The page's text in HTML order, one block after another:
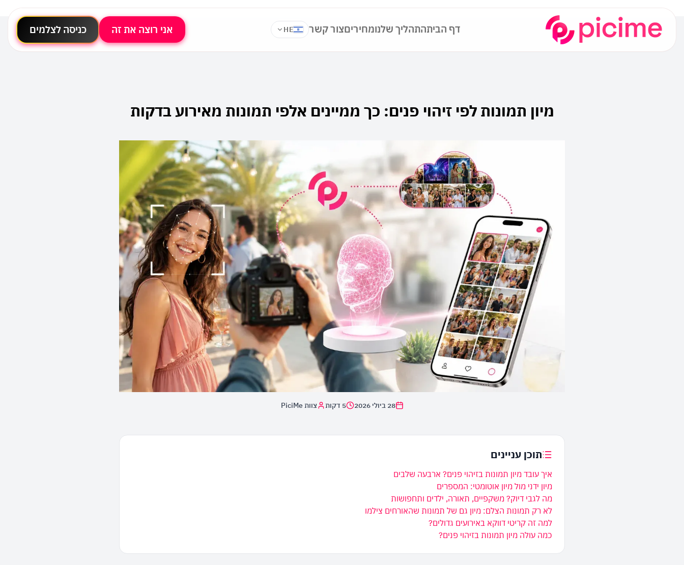
דף הביתהתהליך שלנומחיריםצור קשר HE אני רוצה את זה כניסה לצלמים
מיון תמונות לפי זיהוי פנים: כך ממיינים אלפי תמונות מאירוע בדקות
28 ביולי 2026 5 דקות צוות PiciMe
תוכן עניינים
איך עובד מיון תמונות בזיהוי פנים? ארבעה שלבים
מיון ידני מול מיון אוטומטי: המספרים
מה לגבי דיוק? משקפיים, תאורה, ילדים ותחפושות
לא רק תמונות הצלם: מיון גם של תמונות שהאורחים צילמו
למה זה קריטי דווקא באירועים גדולים?
כמה עולה מיון תמונות בזיהוי פנים?